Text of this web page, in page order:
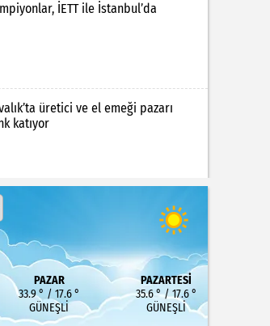
İETT ile İstanbul’da
üretici ve el emeği pazarı
katıyor
PAZAR
33.9 ° / 17.6 °
GÜNEŞLI
PAZARTESI
35.6 ° / 17.6 °
GÜNEŞLI